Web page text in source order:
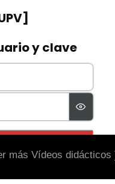
más Vídeos didácticos